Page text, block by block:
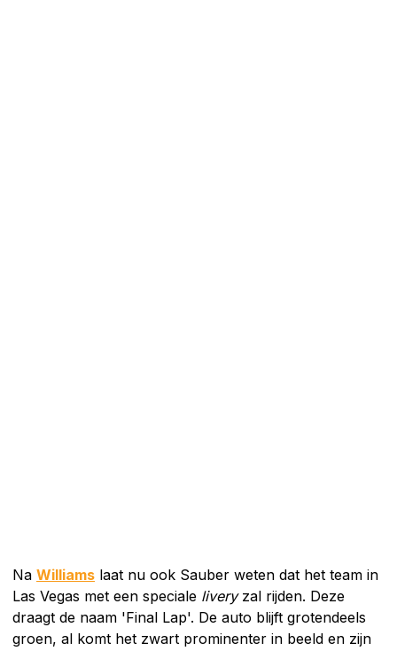
Na Williams laat nu ook Sauber weten dat het team in
Las Vegas met een speciale livery zal rijden. Deze
draagt de naam 'Final Lap'. De auto blijft grotendeels
groen, al komt het zwart prominenter in beeld en zijn